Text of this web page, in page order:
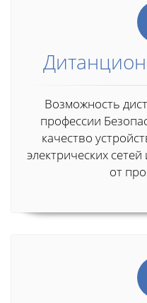
Возможность
профессии
качество
электрических
от